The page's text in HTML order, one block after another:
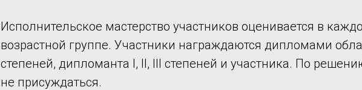
Исполнительское мастерство участников оценивается в
возрастной группе. Участники награждаются дипломами
степеней, дипломанта I, II, III степеней и участника. По
не присуждаться.